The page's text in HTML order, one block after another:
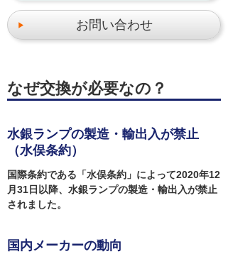
お問い合わせ
なぜ交換が必要なの？
水銀ランプの製造・輸出入が禁止
（水俣条約）
国際条約である「水俣条約」によって2020年12
月31日以降、水銀ランプの製造・輸出入が禁止
されました。
国内メーカーの動向